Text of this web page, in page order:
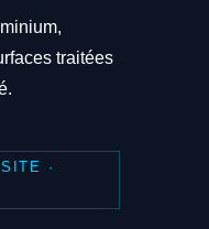
traitées
·